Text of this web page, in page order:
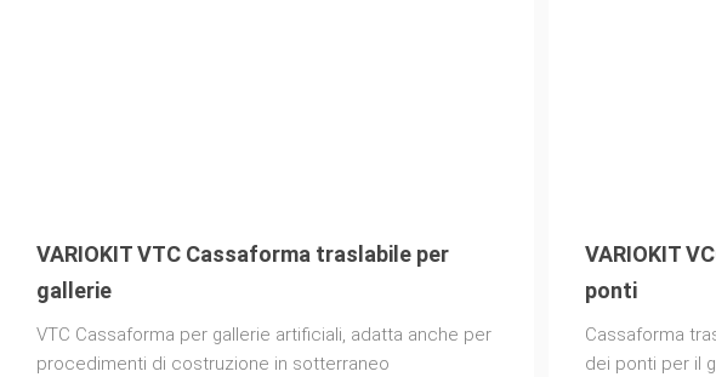
VARIOKIT VTC Cassaforma traslabile per
gallerie
VTC Cassaforma per gallerie artificiali, adatta anche per
procedimenti di costruzione in sotterraneo
VARIOKIT
ponti
Cassaforma
dei ponti per il